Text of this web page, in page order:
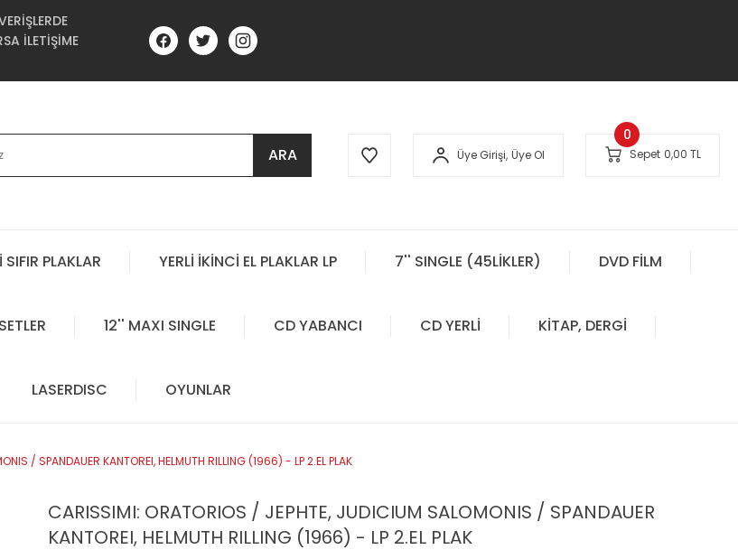
İLETİŞİME
ARA Üye Girişi, Üye Ol Sepet 0,00 TL
0
SIFIR PLAKLAR YERLİ İKİNCİ EL PLAKLAR LP 7'' SINGLE (45LİKLER) DVD FİLM
12'' MAXI SINGLE CD YABANCI CD YERLİ KİTAP, DERGİ
LASERDISC OYUNLAR
/ SPANDAUER KANTOREI, HELMUTH RILLING (1966) - LP 2.EL PLAK
CARISSIMI: ORATORIOS / JEPHTE, JUDICIUM SALOMONIS / SPANDAUER
KANTOREI, HELMUTH RILLING (1966) - LP 2.EL PLAK